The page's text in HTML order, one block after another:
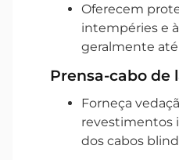
Oferecem
intempéries e
geralmente até
Prensa-cabo de
Forneça
revestimentos
dos cabos